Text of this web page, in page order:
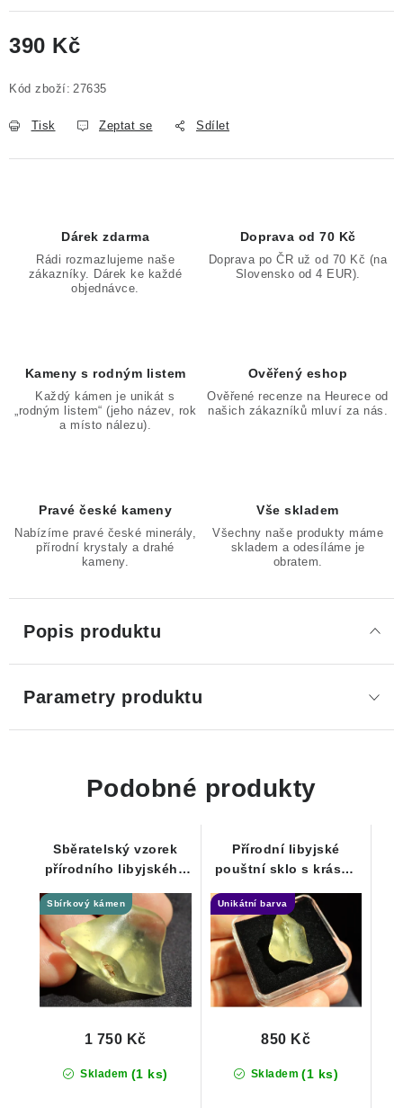
390 Kč
Kód zboží: 27635
Tisk Zeptat se Sdílet
Dárek zdarma
Rádi rozmazlujeme naše
zákazníky. Dárek ke každé
objednávce.
Doprava od 70 Kč
Doprava po ČR už od 70 Kč (na
Slovensko od 4 EUR).
Kameny s rodným listem
Každý kámen je unikát s
„rodným listem“ (jeho název, rok
a místo nálezu).
Ověřený eshop
Ověřené recenze na Heurece od
našich zákazníků mluví za nás.
Pravé české kameny
Nabízíme pravé české minerály,
přírodní krystaly a drahé
kameny.
Vše skladem
Všechny naše produkty máme
skladem a odesíláme je
obratem.
Popis produktu
Parametry produktu
Podobné produkty
Sběratelský vzorek
přírodního libyjského
Sbírkový kámen
Skladem (1 ks)
1 750 Kč
Přírodní libyjské
pouštní sklo s krásně
barvou - 3,38 g
Unikátní barva
Skladem (1 ks)
850 Kč